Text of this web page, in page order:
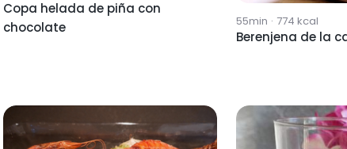
Copa helada de piña con
chocolate
55min · 774 kcal
Berenjena de la